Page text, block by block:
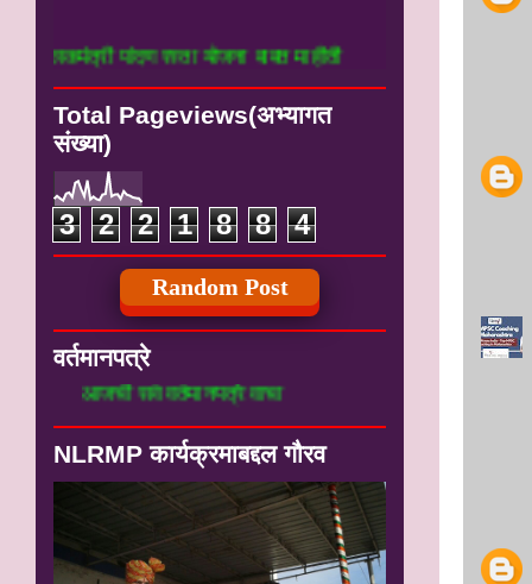
पांदण रस्ता योजना बाबत माहीती
Total Pageviews(अभ्यागत
संख्या)
3 2 2 1 8 8 4
Random Post
वर्तमानपत्रे
आजची सर्व वर्तमानपत्रे वाचा
NLRMP कार्यक्रमाबद्दल गौरव